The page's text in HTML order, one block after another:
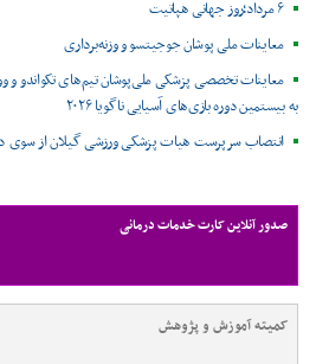
۶ مرداد؛روز جهانی هپاتیت
معاینات ملی پوشان جوجیتسو و وزنه‌برداری
معاینات تخصصی پزشکی ملی‌پوشان تیم‌های تکواندو و
به بیستمین دوره بازی‌های آسیایی ناگویا ۲۰۲۶
انتصاب سرپرست هیات پزشکی ورزشی گیلان از سوی
صدور آنلاین کارت خدمات درمانی
کمیته آموزش و پژوهش